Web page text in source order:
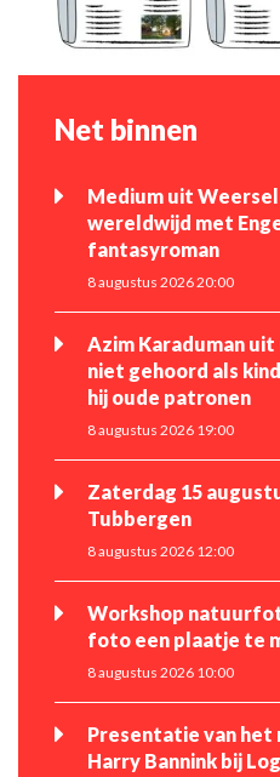
Net binnen
Medium uit
wereldwijd met
fantasyroman
8 augustus 2026 20:00
Azim Karaduman
niet gehoord als
hij oude patronen
8 augustus 2026 19:00
Zaterdag 15
Tubbergen
8 augustus 2026 12:00
Workshop
foto een plaatje te
8 augustus 2026 10:00
Presentatie van het
Harry Bannink bij